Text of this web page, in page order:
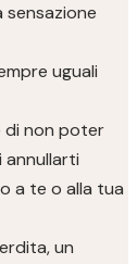
sensazione
uguali
di non poter
a te o alla tua
un